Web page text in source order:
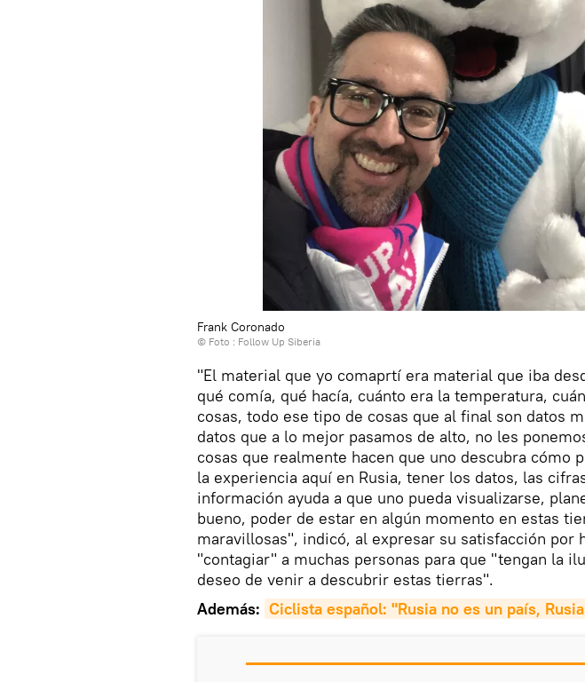
Frank Coronado
© Foto : Follow Up Siberia
"El material que yo comaprtí era material que iba
qué comía, qué hacía, cuánto era la temperatura,
cosas, todo ese tipo de cosas que al final son datos
datos que a lo mejor pasamos de alto, no les
cosas que realmente hacen que uno descubra cómo
la experiencia aquí en Rusia, tener los datos, las
información ayuda a que uno pueda visualizarse,
bueno, poder de estar en algún momento en estas
maravillosas", indicó, al expresar su satisfacción por
"contagiar" a muchas personas para que "tengan la
deseo de venir a descubrir estas tierras".
Además: Ciclista español: "Rusia no es un país,